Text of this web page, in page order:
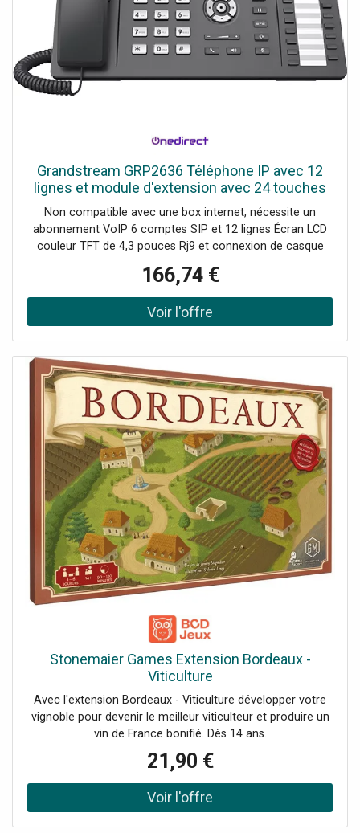
Grandstream GRP2636 Téléphone IP avec 12
lignes et module d'extension avec 24 touches
pour gérer un grand nombre d'appels
Non compatible avec une box internet, nécessite un
abonnement VoIP 6 comptes SIP et 12 lignes Écran LCD
couleur TFT de 4,3 pouces Rj9 et connexion de casque
10/100/1000 Mbps et PoE Faceplate pour la
personnalisation du logo Wi-fi double bande (2,4 GHz et 5
GHz) et Bluetooth Technologie d'annulation du bruit
166,74 €
Stonemaier Games Extension Bordeaux -
Viticulture
Avec l'extension Bordeaux - Viticulture développer votre
vignoble pour devenir le meilleur viticulteur et produire un
vin de France bonifié. Dès 14 ans.
21,90 €